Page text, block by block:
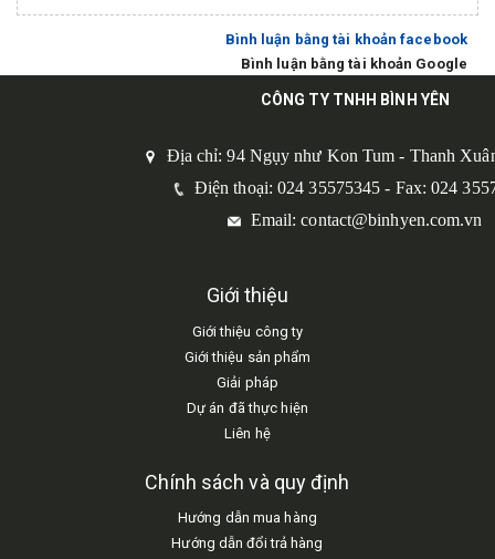
Bình luận bằng tài khoản facebook
Bình luận bằng tài khoản Google
CÔNG TY TNHH BÌNH YÊN
Địa chỉ: 94 Ngụy như Kon Tum - Thanh
Điện thoại: 024 35575345 - Fax: 024
Email: contact@binhyen.com.vn
Giới thiệu
Giới thiệu công ty
Giới thiệu sản phẩm
Giải pháp
Dự án đã thực hiện
Liên hệ
Chính sách và quy định
Hướng dẫn mua hàng
Hướng dẫn đổi trả hàng